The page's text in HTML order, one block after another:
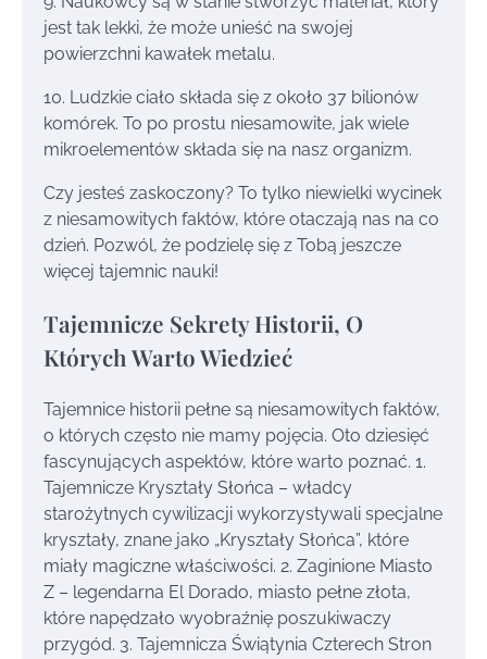
jest tak lekki, że może unieść na swojej
powierzchni kawałek metalu.
10. Ludzkie ciało składa się z około 37 bilionów
komórek. To po prostu niesamowite, jak wiele
mikroelementów składa się na nasz organizm.
Czy jesteś zaskoczony? To tylko niewielki wycinek
z niesamowitych faktów, które otaczają nas na co
dzień. Pozwól, że podzielę się z Tobą jeszcze
więcej tajemnic nauki!
Tajemnicze Sekrety Historii, O
Których Warto Wiedzieć
Tajemnice historii pełne są niesamowitych faktów,
o których często nie mamy pojęcia. Oto dziesięć
fascynujących aspektów, które warto poznać. 1.
Tajemnicze Kryształy Słońca – władcy
starożytnych cywilizacji wykorzystywali specjalne
kryształy, znane jako „Kryształy Słońca”, które
miały magiczne właściwości. 2. Zaginione Miasto
Z – legendarna El Dorado, miasto pełne złota,
które napędzało wyobraźnię poszukiwaczy
przygód. 3. Tajemnicza Świątynia Czterech Stron